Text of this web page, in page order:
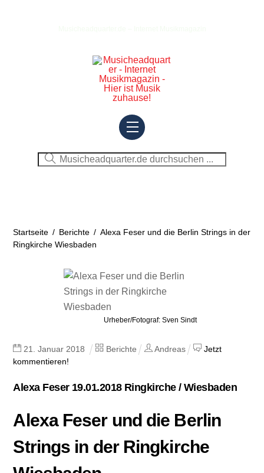
Menu
Startseite / Berichte / Alexa Feser und die Berlin Strings in der
Ringkirche Wiesbaden
Urheber/Fotograf: Sven Sindt
21 .Januar 2018 Berichte Andreas
Jetzt
kommentieren!
Alexa Feser 19.01.2018 Ringkirche / Wiesbaden
Alexa Feser und die Berlin
Strings in der Ringkirche